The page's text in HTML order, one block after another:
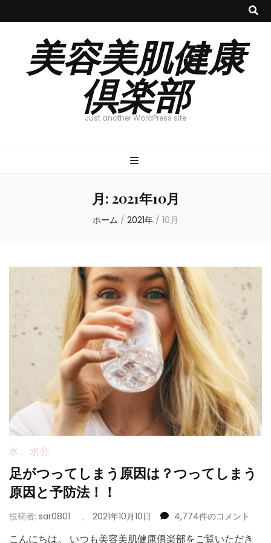
美容美肌健康
倶楽部
Just another WordPress site
月: 2021年10月
ホーム / 2021年 / 10月
水、水分
足がつってしまう原因は？つってしまう
原因と予防法！！
投稿者: sar0801 、 2021年10月10日
足
4,774件のコメント
こんにちは。 いつも美容美肌健康俱楽部をご覧いただき